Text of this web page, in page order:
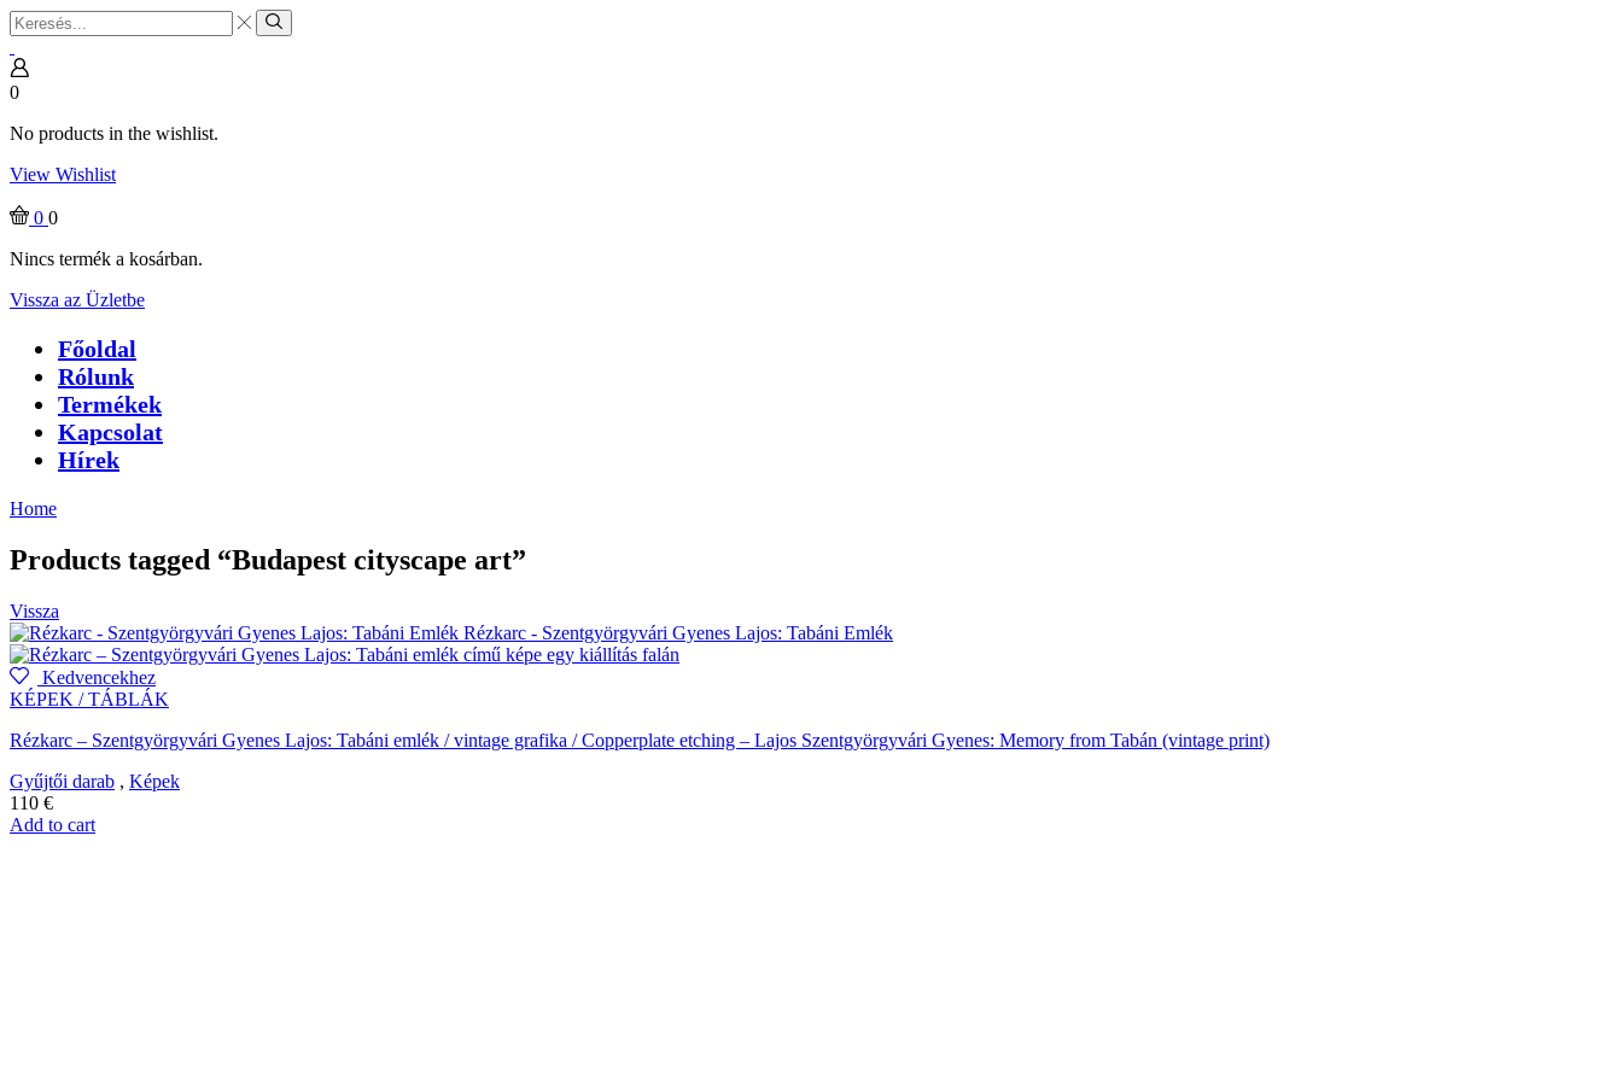
Search
input
Search
0
No products in the wishlist.
View Wishlist
0 0
Nincs termék a kosárban.
Vissza az Üzletbe
Főoldal
Rólunk
Termékek
Kapcsolat
Hírek
Home
Products tagged “Budapest cityscape art”
Vissza
Kedvencekhez
KÉPEK / TÁBLÁK
Rézkarc – Szentgyörgyvári Gyenes Lajos: Tabáni emlék / vintage grafika / Copperplate etching – Lajos Szentgyörgyvári Gyenes: Memory from Tabán (vintage print)
Gyűjtői darab , Képek
110 €
Add to cart